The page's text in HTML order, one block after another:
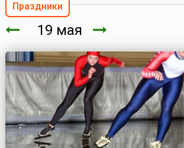
Праздники
19 мая